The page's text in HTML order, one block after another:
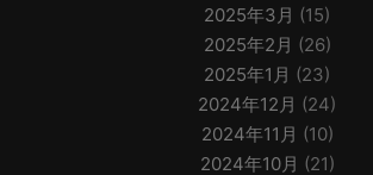
2025年3月 (15)
2025年2月 (26)
2025年1月 (23)
2024年12月 (24)
2024年11月 (10)
2024年10月 (21)